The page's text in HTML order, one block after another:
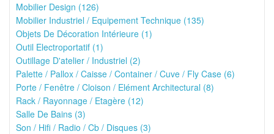
Mobilier Design (126)
Mobilier Industriel / Equipement Technique (135)
Objets De Décoration Intérieure (1)
Outil Electroportatif (1)
Outillage D'atelier / Industriel (2)
Palette / Pallox / Caisse / Container / Cuve / Fly Case (6)
Porte / Fenêtre / Cloison / Elément Architectural (8)
Rack / Rayonnage / Etagère (12)
Salle De Bains (3)
Son / Hifi / Radio / Cb / Disques (3)